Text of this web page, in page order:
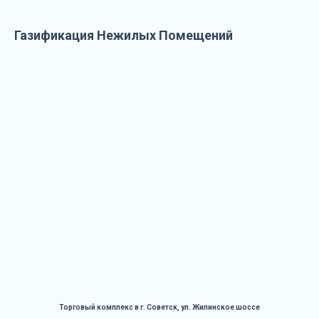
Газификация Нежилых Помещений
Торговый комплекс в г. Советск, ул. Жилинское шоссе